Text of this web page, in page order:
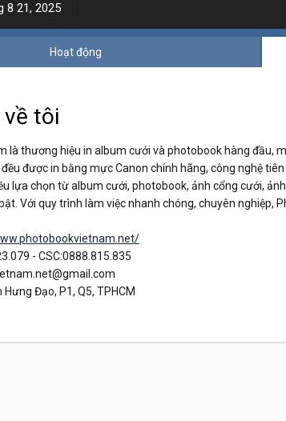
8 21, 2025
Hoạt động
tôi
là thương hiệu in album cưới và photobook hàng đầu,
được in bằng mực Canon chính hãng, công nghệ
lựa chọn từ album cưới, photobook, ảnh cổng cưới,
Với quy trình làm việc nhanh chóng, chuyên
- CSC:0888.815.835
Đạo, P1, Q5, TPHCM